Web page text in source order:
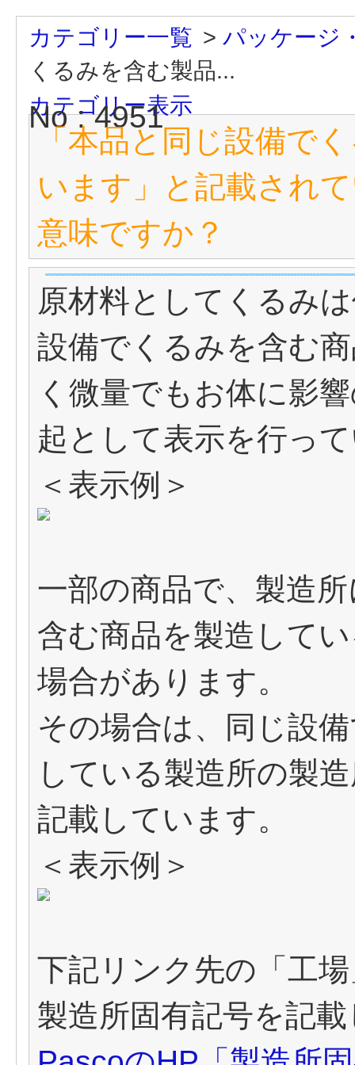
カテゴリー一覧 > パッケージ
くるみを含む製品...
カテゴリー表示
No : 4951
「本品と同じ設備で
います」と記載され
意味ですか？
原材料としてくるみ
設備でくるみを含む
く微量でもお体に影
起として表示を行っ
＜表示例＞
一部の商品で、製造
含む商品を製造して
場合があります。
その場合は、同じ設
している製造所の製
記載しています。
＜表示例＞
下記リンク先の「工
製造所固有記号を記